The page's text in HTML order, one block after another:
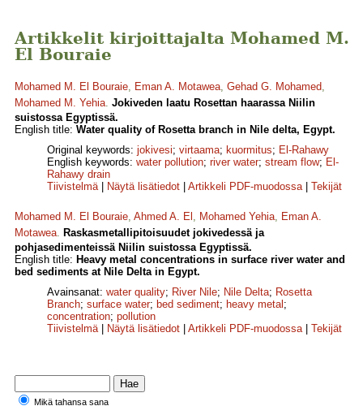
Artikkelit kirjoittajalta Mohamed M.
El Bouraie
Mohamed M. El Bouraie, Eman A. Motawea, Gehad G. Mohamed,
Mohamed M. Yehia. Jokiveden laatu Rosettan haarassa Niilin
suistossa Egyptissä.
English title: Water quality of Rosetta branch in Nile delta, Egypt.
Original keywords: jokivesi; virtaama; kuormitus; El-Rahawy
English keywords: water pollution; river water; stream flow; El-
Rahawy drain
Tiivistelmä| Näytä lisätiedot Artikkeli PDF-muodossa| Tekijät
Mohamed M. El Bouraie, Ahmed A. El , Mohamed Yehia, Eman A.
Motawea. Raskasmetallipitoisuudet jokivedessä ja
pohjasedimenteissä Niilin suistossa Egyptissä.
English title: Heavy metal concentrations in surface river water and
bed sediments at Nile Delta in Egypt.
Avainsanat: water quality; River Nile; Nile Delta; Rosetta
Branch; surface water; bed sediment; heavy metal ;
concentration; pollution
Tiivistelmä| Näytä lisätiedot Artikkeli PDF-muodossa| Tekijät
Mikä tahansa sana